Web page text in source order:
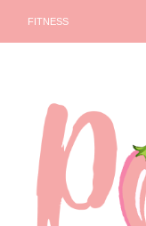
FITNESS